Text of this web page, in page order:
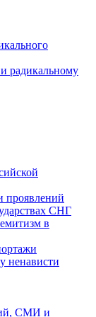
радикальному
проявлений
СНГ
в
ненависти
СМИ и